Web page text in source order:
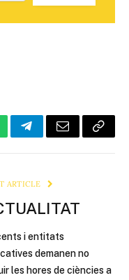
TelegramEmail Copy
ARTICLE
i entitats
demanen no
les hores de ciències a